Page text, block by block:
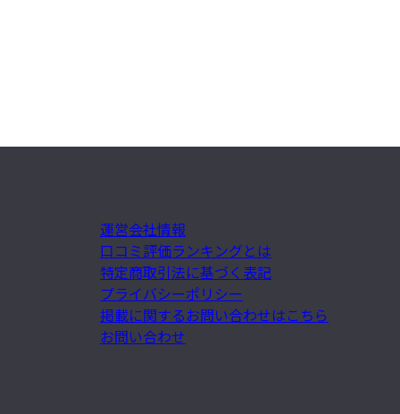
運営会社情報
口コミ評価ランキングとは
特定商取引法に基づく表記
プライバシーポリシー
掲載に関するお問い合わせはこちら
お問い合わせ